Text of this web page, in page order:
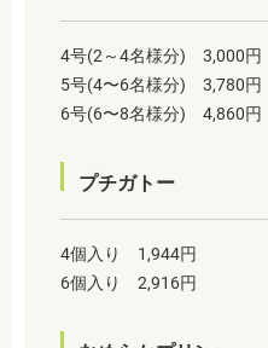
4号(2～4名様分) 3,000円
5号(4〜6名様分) 3,780円
6号(6〜8名様分) 4,860円
プチガトー
4個入り 1,944円
6個入り 2,916円